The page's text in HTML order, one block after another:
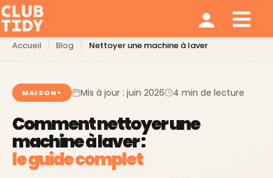
Accueil Blog Nettoyer une machine à laver
MAISON Mis à jour : juin 2026 4 min de lecture
Comment nettoyer une
machine à laver :
le guide complet